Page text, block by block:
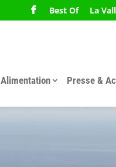
Best Of La
Alimentation Presse &